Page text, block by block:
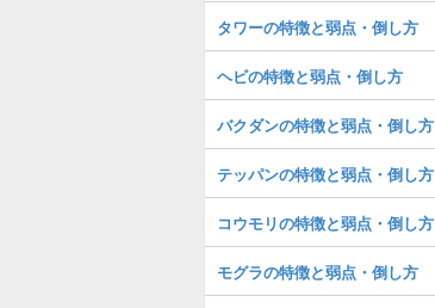
タワーの特徴と弱点・倒し方
ヘビの特徴と弱点・倒し方
バクダンの特徴と弱点・倒し方
テッパンの特徴と弱点・倒し方
コウモリの特徴と弱点・倒し方
モグラの特徴と弱点・倒し方